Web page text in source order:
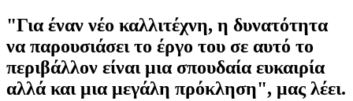
"Για έναν νέο καλλιτέχνη, η δυνατότητα
να παρουσιάσει το έργο του σε αυτό το
περιβάλλον είναι μια σπουδαία ευκαιρία
αλλά και μια μεγάλη πρόκληση", μας λέει.